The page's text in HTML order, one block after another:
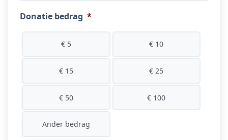
Donatie bedrag *
€ 5 € 10
€ 15 € 25
€ 50 € 100
Ander bedrag